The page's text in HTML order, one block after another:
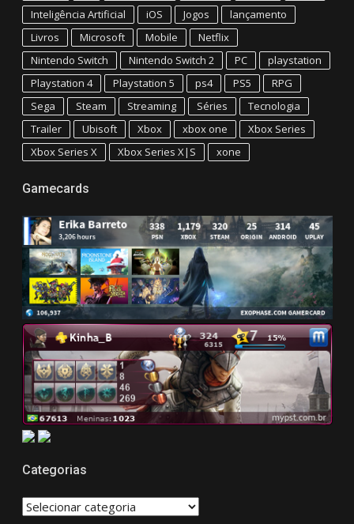
Inteligência Artificial
iOS Jogos
lançamento
Livros
Microsoft Mobile
Netflix
Nintendo Switch
Nintendo Switch 2 PC
playstation
Playstation 4
Playstation 5 ps4 PS5
RPG
Sega
Steam Streaming Séries
Tecnologia
Trailer
Ubisoft Xbox xbox one
Xbox Series
Xbox Series X
Xbox Series X|S xone
Gamecards
Categorias
CATEGORIAS